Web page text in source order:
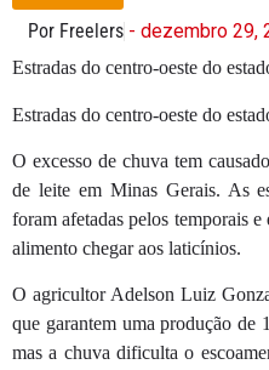
Por Freelers - dezembro 29,
Estradas do centro-oeste do
Estradas do centro-oeste do
O excesso de chuva tem
de leite em Minas Gerais. As
foram afetadas pelos temporais
alimento chegar aos laticínios.
O agricultor Adelson Luiz
que garantem uma produção de
mas a chuva dificulta o